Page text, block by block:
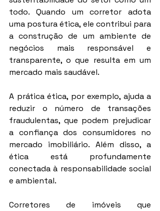
todo. Quando um corretor adota
uma postura ética, ele contribui para
a construção de um ambiente de
negócios mais responsável e
transparente, o que resulta em um
mercado mais saudável.
A prática ética, por exemplo, ajuda a
reduzir o número de transações
fraudulentas, que podem prejudicar
a confiança dos consumidores no
mercado imobiliário. Além disso, a
ética está profundamente
conectada à responsabilidade social
e ambiental.
Corretores de imóveis que